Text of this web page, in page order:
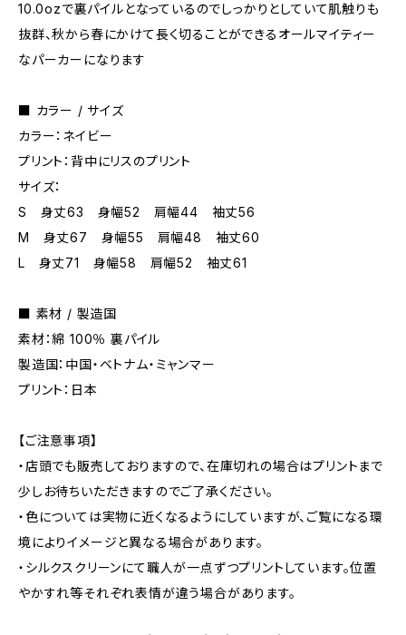
10.0ozで裏パイルとなっているのでしっかりとしていて肌触りも
抜群、秋から春にかけて長く切ることができるオールマイティー
なパーカーになります
■ カラー / サイズ
カラー：ネイビー
プリント：背中にリスのプリント
サイズ：
S 身丈63 身幅52 肩幅44 袖丈56
M 身丈67 身幅55 肩幅48 袖丈60
L 身丈71 身幅58 肩幅52 袖丈61
■ 素材 / 製造国
素材：綿 100％ 裏パイル
製造国：中国・ベトナム・ミャンマー
プリント：日本
【ご注意事項】
・店頭でも販売しておりますので、在庫切れの場合はプリントまで
少しお待ちいただきますのでご了承ください。
・色については実物に近くなるようにしていますが、ご覧になる環
境によりイメージと異なる場合があります。
・シルクスクリーンにて職人が一点ずつプリントしています。位置
やかすれ等それぞれ表情が違う場合があります。